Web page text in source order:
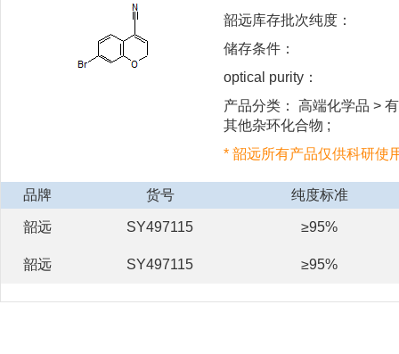
韶远库存批次纯度：
储存条件：
optical purity：
产品分类： 高端化学品 >
其他杂环化合物 ;
* 韶远所有产品仅供科研使
品牌 货号 纯度标准
韶远 SY497115 ≥95%
韶远 SY497115 ≥95%